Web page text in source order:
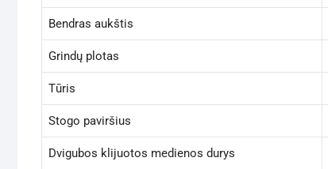
Bendras aukštis
Grindų plotas
Tūris
Stogo paviršius
Dvigubos klijuotos medienos durys